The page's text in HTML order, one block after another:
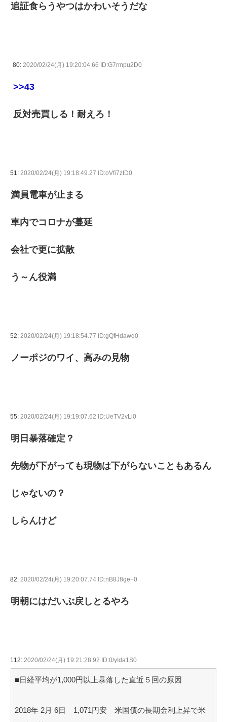
追証食らうやつはかわいそうだな
80: 2020/02/24(月) 19:20:04.66 ID:G7rmpu2D0
>>43
反対売買しる！耐えろ！
51: 2020/02/24(月) 19:18:49.27 ID:oVfi7zID0
満員電車が止まる
車内でコロナが蔓延
会社で更に拡散
う～ん役満
52: 2020/02/24(月) 19:18:54.77 ID:gQfHdawq0
ノーポジのワイ、高みの見物
55: 2020/02/24(月) 19:19:07.62 ID:UeTV2vLi0
明日暴落確定？
先物が下がっても現物は下がらないこともあるん
じゃないの？
しらんけど
82: 2020/02/24(月) 19:20:07.74 ID:nB8J8ge+0
明朝にはだいぶ戻しとるやろ
112: 2020/02/24(月) 19:21:28.92 ID:0/yIda1S0
■日経平均が1,000円以上暴落した直近５回の原因
2018年 2月 6日 1,071円安 米国債の長期金利上昇で米